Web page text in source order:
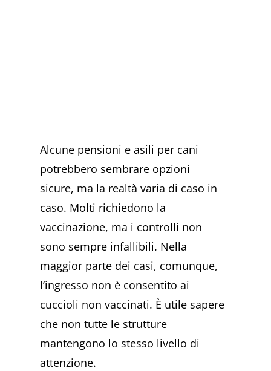
Alcune pensioni e asili per cani
potrebbero sembrare opzioni
sicure, ma la realtà varia di caso in
caso. Molti richiedono la
vaccinazione, ma i controlli non
sono sempre infallibili. Nella
maggior parte dei casi, comunque,
l’ingresso non è consentito ai
cuccioli non vaccinati. È utile sapere
che non tutte le strutture
mantengono lo stesso livello di
attenzione.